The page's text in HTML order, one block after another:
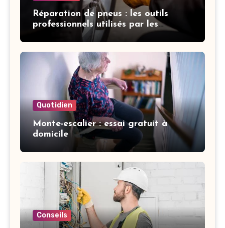
Réparation de pneus : les outils
professionnels utilisés par les
Quotidien
Monte-escalier : essai gratuit à
domicile
Conseils